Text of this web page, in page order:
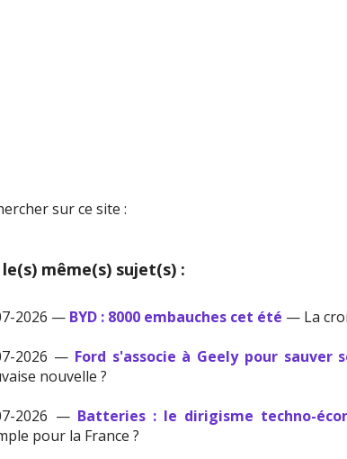
sur ce site :
le(s) même(s) sujet(s) :
2026 — BYD : 8000 embauches cet été — La
2026 — Ford s'associe à Geely pour sauver
nouvelle ?
2026 — Batteries : le dirigisme techno-
pour la France ?